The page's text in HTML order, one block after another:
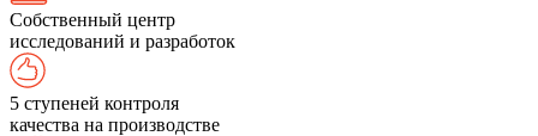
Собственный центр
исследований и разработок
5 ступеней контроля
качества на производстве